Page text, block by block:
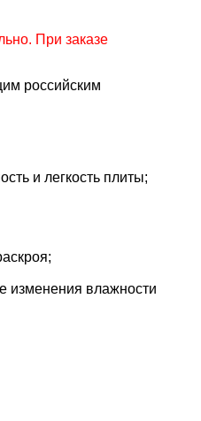
При заказе
российским
и легкость плиты;
изменения влажности